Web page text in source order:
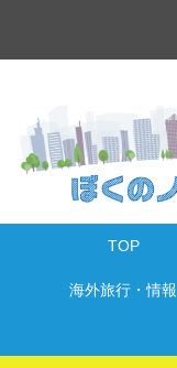
TOP
海外旅行・情報